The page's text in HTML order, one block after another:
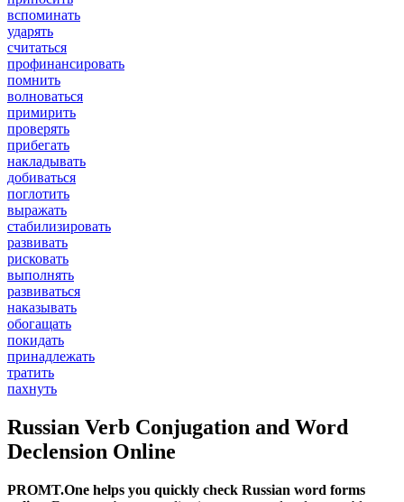
вспоминать
ударять
считаться
профинансировать
помнить
волноваться
примирить
проверять
прибегать
накладывать
добиваться
поглотить
выражать
стабилизировать
развивать
рисковать
выполнять
развиваться
наказывать
обогащать
покидать
принадлежать
тратить
пахнуть
Russian Verb Conjugation and Word
Declension Online
PROMT.One helps you quickly check Russian word forms